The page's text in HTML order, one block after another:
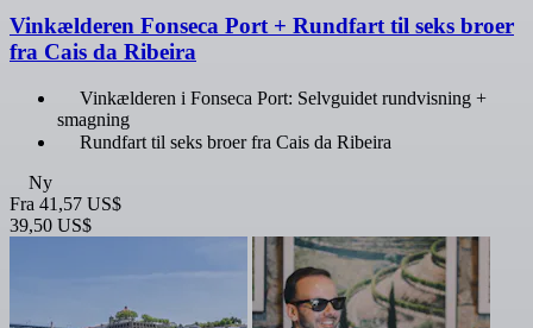
Vinkælderen Fonseca Port + Rundfart til seks broer
fra Cais da Ribeira
Vinkælderen i Fonseca Port: Selvguidet rundvisning +
smagning
Rundfart til seks broer fra Cais da Ribeira
Ny
Fra 41,57 US$
39,50 US$